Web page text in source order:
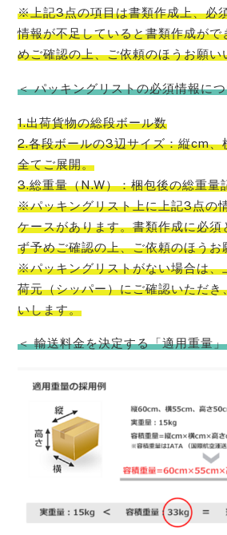
※上記3点の項目は書類作成上、必
情報が不足していると書類作成が
めご確認の上、ご依頼のほうお願い
＜ パッキングリストの必須情報に
1.出荷貨物の総段ボール数
2.各段ボールの3辺サイズ：縦cm
全てご展開。
3.総重量（N.W）：梱包後の総重量
※パッキングリスト上に上記3点の
ケースがあります。書類作成に必
ず予めご確認の上、ご依頼のほうお
※パッキングリストがない場合は、
荷元（シッパー）にご確認いただ
いします。
＜ 輸送料金を決定する「適用重量